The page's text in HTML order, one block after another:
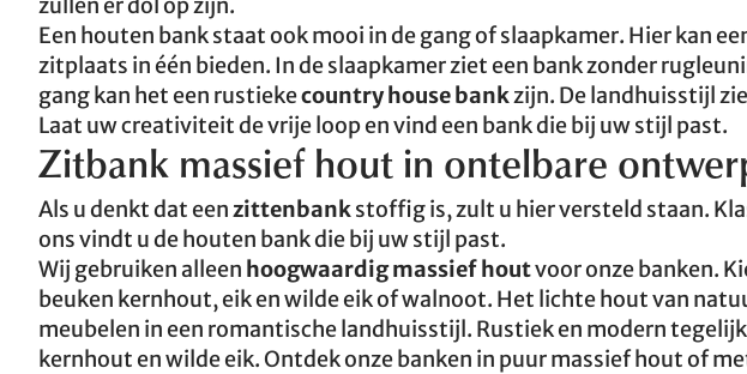
Een houten bank staat ook mooi in de gang of slaapkamer. Hier kan
zitplaats in één bieden. In de slaapkamer ziet een bank zonder
gang kan het een rustiekecountry house bankzijn. De landhuisstijl
Laat uw creativiteit de vrije loop en vind een bank die bij uw stijl past.
Zitbank massief hout in ontelbare
Als u denkt dat eenzittenbankstoffig is, zult u hier versteld staan.
ons vindt u de houten bank die bij uw stijl past.
Wij gebruiken alleen hoogwaardig massief houtvoor onze banken.
beuken kernhout, eik en wilde eik of walnoot. Het lichte hout van
meubelen in een romantische landhuisstijl. Rustiek en modern
kernhout en wilde eik. Ontdek onze banken in puur massief hout of